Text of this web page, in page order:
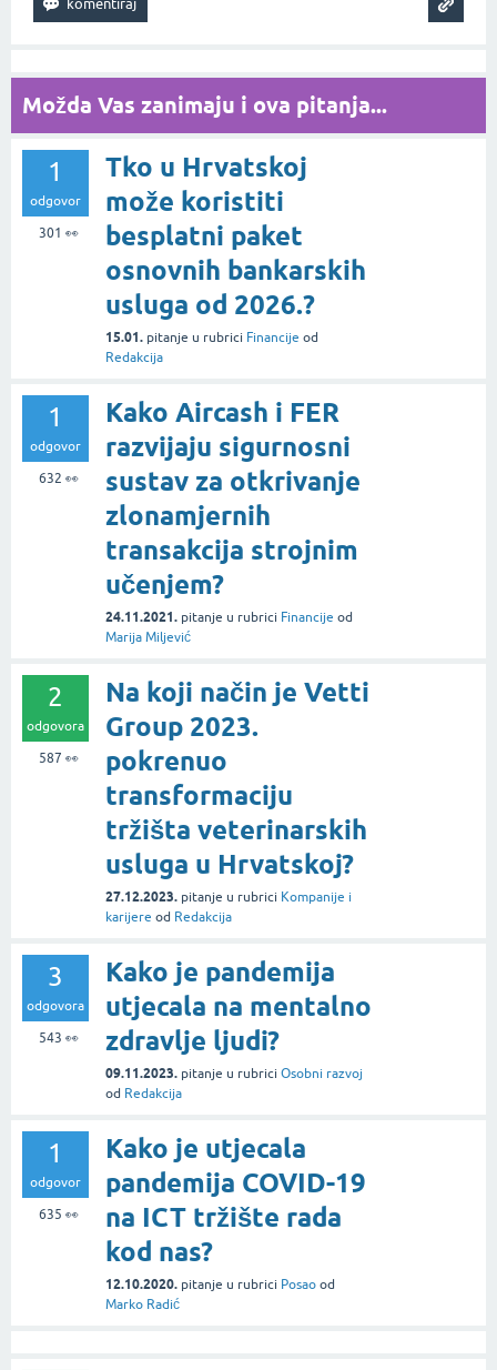
Možda Vas zanimaju i ova pitanja...
1
odgovor
301 👀
Tko u Hrvatskoj
može koristiti
besplatni paket
osnovnih bankarskih
usluga od 2026.?
15.01. pitanje u rubrici Financije od
Redakcija
1
odgovor
632 👀
Kako Aircash i FER
razvijaju sigurnosni
sustav za otkrivanje
zlonamjernih
transakcija strojnim
učenjem?
24.11.2021. pitanje u rubrici Financije od
Marija Miljević
2
odgovora
587 👀
Na koji način je Vetti
Group 2023.
pokrenuo
transformaciju
tržišta veterinarskih
usluga u Hrvatskoj?
27.12.2023. pitanje u rubrici Kompanije i
karijere od Redakcija
3
odgovora
543 👀
Kako je pandemija
utjecala na mentalno
zdravlje ljudi?
09.11.2023. pitanje u rubrici Osobni razvoj
od Redakcija
1
odgovor
635 👀
Kako je utjecala
pandemija COVID-19
na ICT tržište rada
kod nas?
12.10.2020. pitanje u rubrici Posao od
Marko Radić